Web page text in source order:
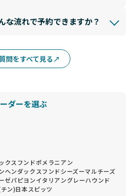
な流れで予約できますか？
問をすべて見る
ダーを選ぶ
クスフンドポメラニアン
ヘンダックスフンドシーズーマルチーズ
ゼパピヨンイタリアングレーハウンド
ン)日本スピッツ